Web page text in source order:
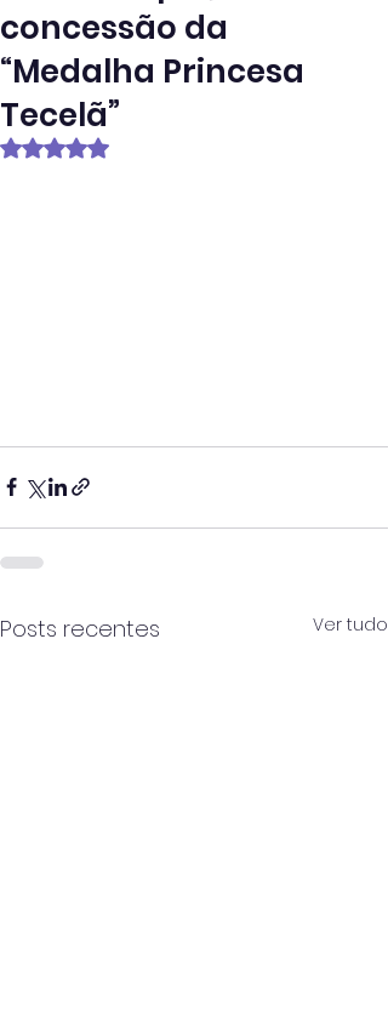
concessão da
“Medalha Princesa
Tecelã”
Avaliado com NaN de 5 estrelas.
Posts recentes Ver tudo